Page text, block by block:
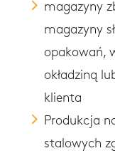
magazyny
magazyny
opakowań,
okładziną
klienta
Produkcja
stalowych